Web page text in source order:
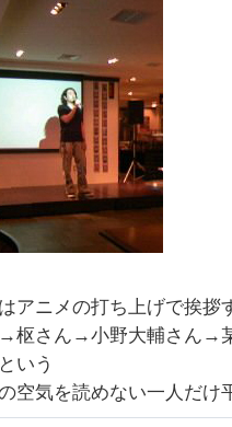
アニメの打ち上げで挨拶
枢さん→小野大輔さん→
いう
空気を読めない一人だけ